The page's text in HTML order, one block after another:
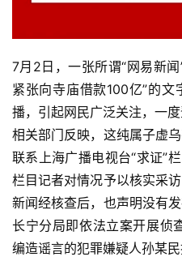
7月2日，一张所谓“网易新
紧张向寺庙借款100亿”的
播，引起网民广泛关注，一度
相关部门反映，这纯属子虚
联系上海广播电视台“求证”
栏目记者对情况予以核实采
新闻经核查后，也声明没有
长宁分局即依法立案开展侦
编造谣言的犯罪嫌疑人孙某民